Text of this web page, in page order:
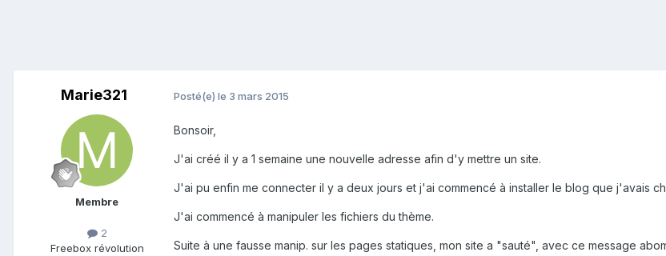
Marie321
Membre
2
Freebox révolution
Posté(e) le 3 mars 2015
Bonsoir,
J'ai créé il y a 1 semaine une nouvelle adresse afin d'y mettre un site.
J'ai pu enfin me connecter il y a deux jours et j'ai commencé à installer le blog que j'avais
J'ai commencé à manipuler les fichiers du thème.
Suite à une fausse manip. sur les pages statiques, mon site a "sauté", avec ce message